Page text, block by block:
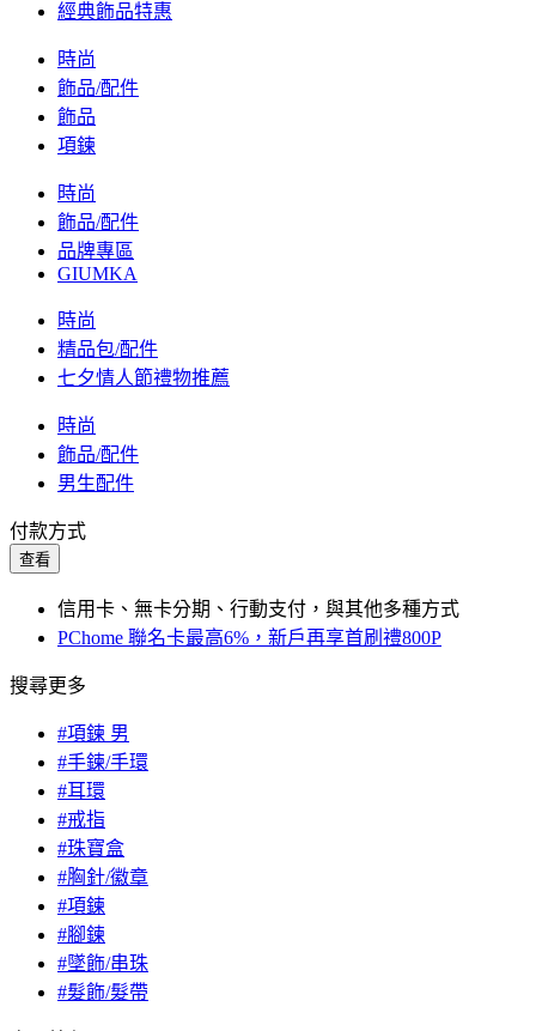
經典飾品特惠
時尚
飾品/配件
飾品
項鍊
時尚
飾品/配件
品牌專區
GIUMKA
時尚
精品包/配件
七夕情人節禮物推薦
時尚
飾品/配件
男生配件
付款方式
查看
信用卡、無卡分期、行動支付，與其他多種方式
PChome 聯名卡最高6%，新戶再享首刷禮800P
搜尋更多
#項鍊 男
#手鍊/手環
#耳環
#戒指
#珠寶盒
#胸針/徽章
#項鍊
#腳鍊
#墜飾/串珠
#髮飾/髮帶